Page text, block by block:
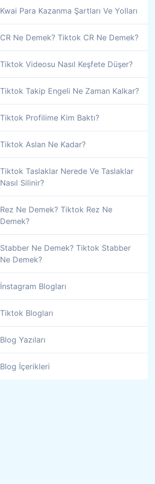
Kwai Para Kazanma Şartları Ve Yolları
CR Ne Demek? Tiktok CR Ne Demek?
Tiktok Videosu Nasıl Keşfete Düşer?
Tiktok Takip Engeli Ne Zaman Kalkar?
Tiktok Profilime Kim Baktı?
Tiktok Aslan Ne Kadar?
Tiktok Taslaklar Nerede Ve Taslaklar
Nasıl Silinir?
Rez Ne Demek? Tiktok Rez Ne
Demek?
Stabber Ne Demek? Tiktok Stabber
Ne Demek?
İnstagram Blogları
Tiktok Blogları
Blog Yazıları
Blog İçerikleri